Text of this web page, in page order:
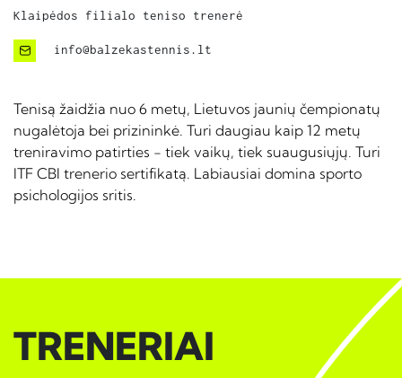
Klaipėdos filialo teniso trenerė
info@balzekastennis.lt
Tenisą žaidžia nuo 6 metų, Lietuvos jaunių čempionatų
nugalėtoja bei prizininkė. Turi daugiau kaip 12 metų
treniravimo patirties - tiek vaikų, tiek suaugusiųjų. Turi
ITF CBI trenerio sertifikatą. Labiausiai domina sporto
psichologijos sritis.
TRENERIAI